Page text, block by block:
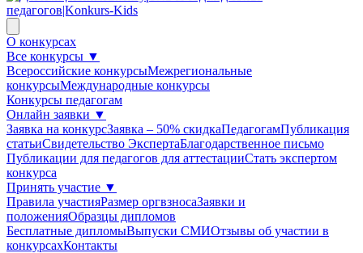
О конкурсах
Все конкурсы ▼
Всероссийские конкурсыМежрегиональные
конкурсыМеждународные конкурсы
Конкурсы педагогам
Онлайн заявки ▼
Заявка на конкурсЗаявка – 50% скидкаПедагогамПубликация
статьиСвидетельство ЭкспертаБлагодарcтвенное письмо
Публикации для педагогов для аттестацииСтать экспертом
конкурса
Принять участие ▼
Правила участияРазмер оргвзносаЗаявки и
положенияОбразцы дипломов
Бесплатные дипломыВыпуски СМИОтзывы об участии в
конкурсахКонтакты